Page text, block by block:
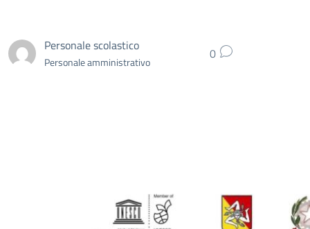
Personale scolastico
Personale amministrativo 0